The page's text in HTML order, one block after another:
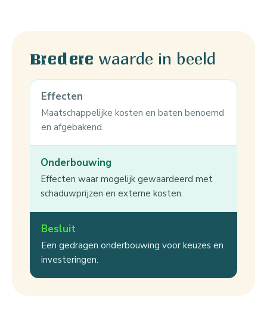
Bredere waarde in beeld
Effecten
Maatschappelijke kosten en baten benoemd
en afgebakend.
Onderbouwing
Effecten waar mogelijk gewaardeerd met
schaduwprijzen en externe kosten.
Besluit
Een gedragen onderbouwing voor keuzes en
investeringen.